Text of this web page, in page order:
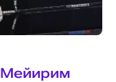
Мейирим